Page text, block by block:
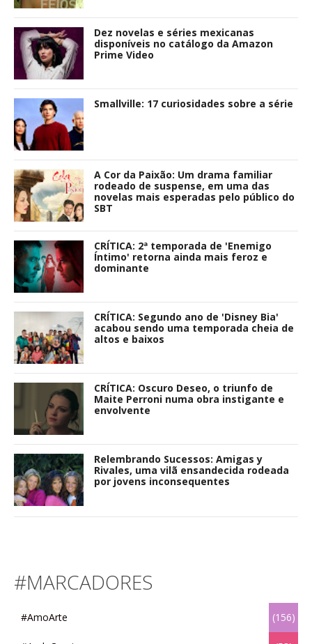
Dez novelas e séries mexicanas
disponíveis no catálogo da Amazon
Prime Video
Smallville: 17 curiosidades sobre a série
A Cor da Paixão: Um drama familiar
rodeado de suspense, em uma das
novelas mais esperadas pelo público do
SBT
CRÍTICA: 2ª temporada de 'Enemigo
Íntimo' retorna ainda mais feroz e
dominante
CRÍTICA: Segundo ano de 'Disney Bia'
acabou sendo uma temporada cheia de
altos e baixos
CRÍTICA: Oscuro Deseo, o triunfo de
Maite Perroni numa obra instigante e
envolvente
Relembrando Sucessos: Amigas y
Rivales, uma vilã ensandecida rodeada
por jovens inconsequentes
#MARCADORES
#AmoArte (156)